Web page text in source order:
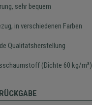
sehr bequem
in verschiedenen Farben
Qualitätsherstellung
(Dichte 60 kg/m³)